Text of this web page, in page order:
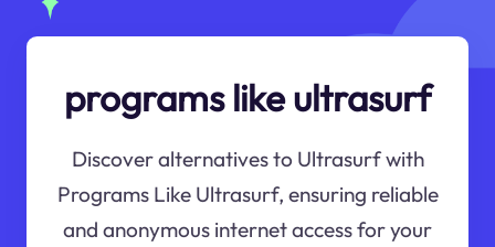
programs like ultrasurf
Discover alternatives to Ultrasurf with
Programs Like Ultrasurf, ensuring reliable
and anonymous internet access for your